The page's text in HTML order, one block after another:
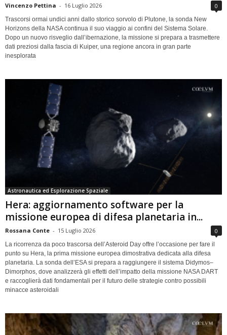
Vincenzo Pettina - 16 Luglio 2026 0
Trascorsi ormai undici anni dallo storico sorvolo di Plutone, la sonda New
Horizons della NASA continua il suo viaggio ai confini del Sistema Solare.
Dopo un nuovo risveglio dall’ibernazione, la missione si prepara a trasmettere
dati preziosi dalla fascia di Kuiper, una regione ancora in gran parte
inesplorata
Astronautica ed Esplorazione Spaziale
Hera: aggiornamento software per la
missione europea di difesa planetaria in...
Rossana Conte - 15 Luglio 2026 0
La ricorrenza da poco trascorsa dell’Asteroid Day offre l’occasione per fare il
punto su Hera, la prima missione europea dimostrativa dedicata alla difesa
planetaria. La sonda dell’ESA si prepara a raggiungere il sistema Didymos–
Dimorphos, dove analizzerà gli effetti dell’impatto della missione NASA DART
e raccoglierà dati fondamentali per il futuro delle strategie contro possibili
minacce asteroidali